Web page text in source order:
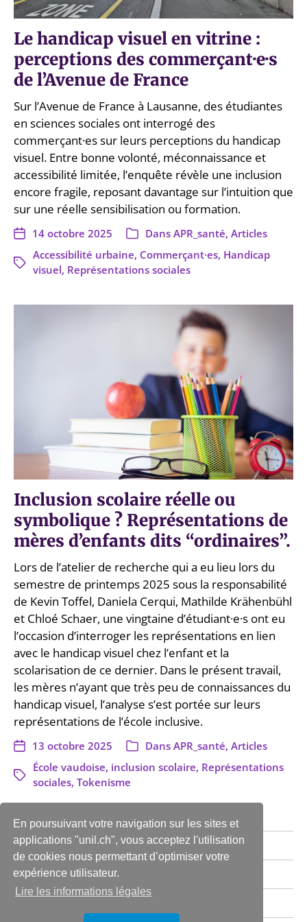
En poursuivant votre navigation sur les sites et
applications "unil.ch", vous acceptez l'utilisation
de cookies nous permettant d’optimiser votre
expérience utilisateur.
Lire les informations légales
Le handicap visuel en vitrine :
perceptions des commerçant·e·s
de l’Avenue de France
Sur l’Avenue de France à Lausanne, des étudiantes
en sciences sociales ont interrogé des
commerçant·es sur leurs perceptions du handicap
visuel. Entre bonne volonté, méconnaissance et
accessibilité limitée, l’enquête révèle une inclusion
encore fragile, reposant davantage sur l’intuition que
sur une réelle sensibilisation ou formation.
14 octobre 2025 Dans APR_santé, Articles
Accessibilité urbaine, Commerçant·es, Handicap
visuel, Représentations sociales
Inclusion scolaire réelle ou
symbolique ? Représentations de
mères d’enfants dits “ordinaires”.
Lors de l’atelier de recherche qui a eu lieu lors du
semestre de printemps 2025 sous la responsabilité
de Kevin Toffel, Daniela Cerqui, Mathilde Krähenbühl
et Chloé Schaer, une vingtaine d’étudiant·e·s ont eu
l’occasion d’interroger les représentations en lien
avec le handicap visuel chez l’enfant et la
scolarisation de ce dernier. Dans le présent travail,
les mères n’ayant que très peu de connaissances du
handicap visuel, l’analyse s’est portée sur leurs
représentations de l’école inclusive.
13 octobre 2025 Dans APR_santé, Articles
École vaudoise, inclusion scolaire, Représentations
sociales, Tokenisme
Infos & Contact
News de l’ISS